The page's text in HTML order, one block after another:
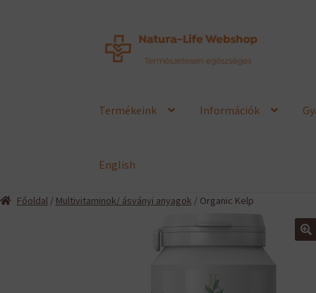
Ugrás
Kilépés
Termékeink Információk
English
Főoldal/ Multivitaminok/ ásványi anyagok / Organic Kelp